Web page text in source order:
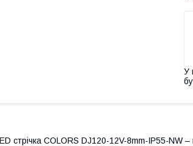
У
стрічка COLORS DJ120-12V-8mm-IP55-NW –